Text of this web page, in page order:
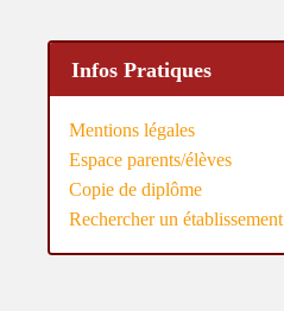
Infos Pratiques
Mentions légales
Espace parents/élèves
Copie de diplôme
Rechercher un établissement